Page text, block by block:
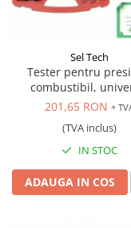
Antrenor articulat si
Ciocan, levier, dalti
Cleste si set clesti
Clicheti
Perie de sarma
Prese si extractoare
Reparat filete
Scule camioane
Scule diverse mecanica
Sel Tech
Tester pentru
combustibil,
201,65 RON +
(TVA inclus)
IN STOC
ADAUGA IN COS